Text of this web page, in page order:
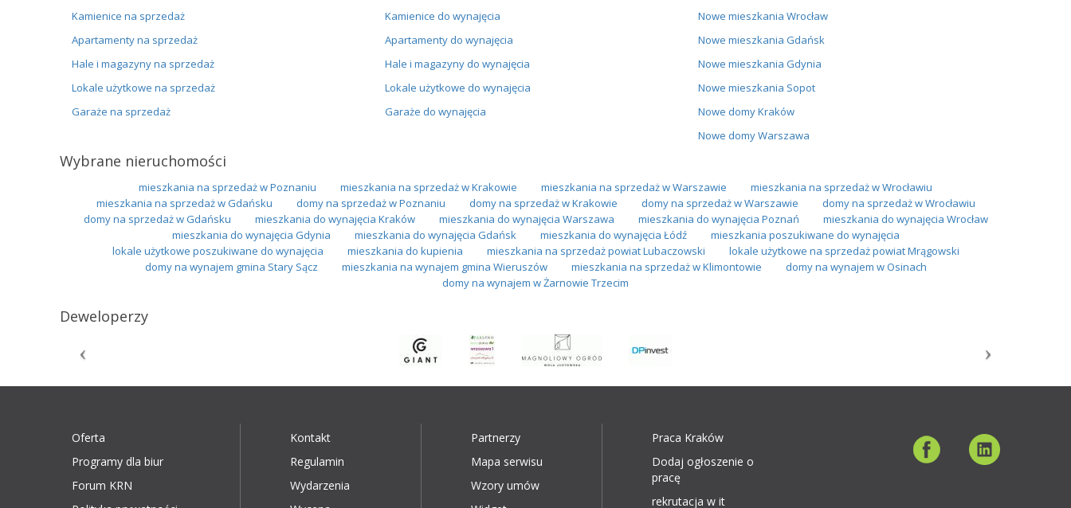
Kamienice na sprzedaż
Apartamenty na sprzedaż
Hale i magazyny na sprzedaż
Lokale użytkowe na sprzedaż
Garaże na sprzedaż
Kamienice do wynajęcia
Apartamenty do wynajęcia
Hale i magazyny do wynajęcia
Lokale użytkowe do wynajęcia
Garaże do wynajęcia
Nowe mieszkania Wrocław
Nowe mieszkania Gdańsk
Nowe mieszkania Gdynia
Nowe mieszkania Sopot
Nowe domy Kraków
Nowe domy Warszawa
Wybrane nieruchomości
mieszkania na sprzedaż w Poznaniu mieszkania na sprzedaż w Krakowie mieszkania na sprzedaż w Warszawie
mieszkania na sprzedaż w Wrocławiu
mieszkania na sprzedaż w Gdańsku
domy na sprzedaż w Poznaniu domy na sprzedaż w Krakowie domy na sprzedaż w Warszawie
domy na sprzedaż w Wrocławiu
domy na sprzedaż w Gdańsku
mieszkania do wynajęcia Kraków mieszkania do wynajęcia Warszawa mieszkania do wynajęcia Poznań
mieszkania do wynajęcia Wrocław
mieszkania do wynajęcia Gdynia
mieszkania do wynajęcia Gdańsk mieszkania do wynajęcia Łódź
mieszkania poszukiwane do wynajęcia
lokale użytkowe poszukiwane do wynajęcia
mieszkania do kupienia mieszkania na sprzedaż powiat Lubaczowski
lokale użytkowe na sprzedaż powiat Mrągowski
domy na wynajem gmina Stary Sącz
mieszkania na wynajem gmina Wieruszów mieszkania na sprzedaż w Klimontowie
domy na wynajem w Osinach
domy na wynajem w Żarnowie Trzecim
Deweloperzy
Oferta
Programy dla biur
Forum KRN
Kontakt
Regulamin
Wydarzenia
Partnerzy
Mapa serwisu
Wzory umów
Praca Kraków
Dodaj ogłoszenie o
pracę
rekrutacja w it